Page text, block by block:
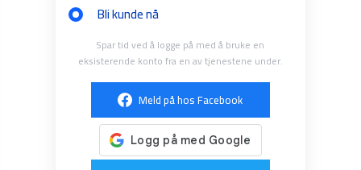
Bli kunde nå
Spar tid ved å logge på med å bruke en
eksisterende konto fra en av tjenestene under.
Meld på hos Facebook